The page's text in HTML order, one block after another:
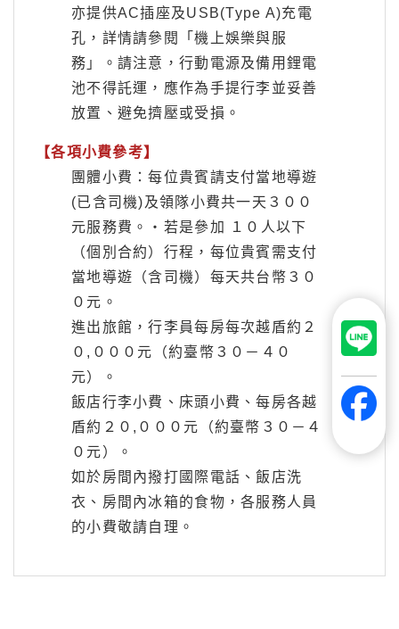
亦提供AC插座及USB(Type A)充電
孔，詳情請參閱「機上娛樂與服
務」。請注意，行動電源及備用鋰電
池不得託運，應作為手提行李並妥善
放置、避免擠壓或受損。
【各項小費參考】
團體小費：每位貴賓請支付當地導遊
(已含司機)及領隊小費共一天３００
元服務費。‧若是參加 １０人以下
（個別合約）行程，每位貴賓需支付
當地導遊（含司機）每天共台幣３０
０元。
進出旅館，行李員每房每次越盾約２
０,０００元（約臺幣３０－４０
元）。
飯店行李小費、床頭小費、每房各越
盾約２０,０００元（約臺幣３０－４
０元）。
如於房間內撥打國際電話、飯店洗
衣、房間內冰箱的食物，各服務人員
的小費敬請自理。